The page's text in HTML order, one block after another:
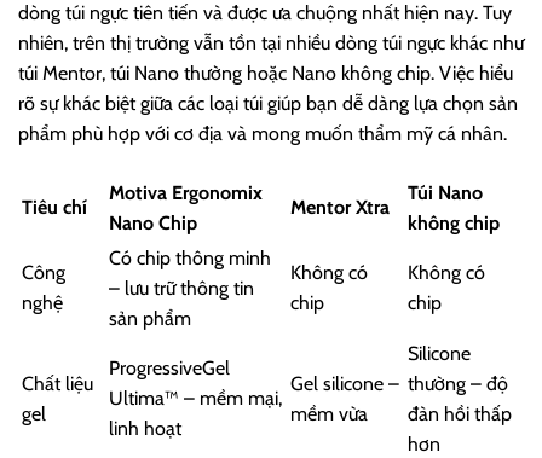
dòng túi ngực tiên tiến và được ưa chuộng nhất hiện nay. Tuy
nhiên, trên thị trường vẫn tồn tại nhiều dòng túi ngực khác như
túi Mentor, túi Nano thường hoặc Nano không chip. Việc hiểu
rõ sự khác biệt giữa các loại túi giúp bạn dễ dàng lựa chọn sản
phẩm phù hợp với cơ địa và mong muốn thẩm mỹ cá nhân.
Tiêu chí
Motiva Ergonomix
Nano Chip
Mentor Xtra
Túi Nano
không chip
Công
nghệ
Có chip thông minh
– lưu trữ thông tin
sản phẩm
Không có
chip
Không có
chip
Chất liệu
gel
ProgressiveGel
Ultima™ – mềm mại,
linh hoạt
Gel silicone –
mềm vừa
Silicone
thường – độ
đàn hồi thấp
hơn